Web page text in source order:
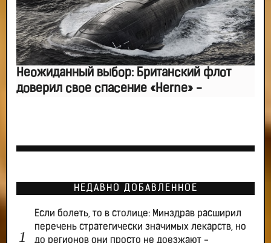
Неожиданный выбор: Британский флот
доверил свое спасение «Herne» -
НЕДАВНО ДОБАВЛЕННОЕ
Если болеть, то в столице: Минздрав расширил
перечень стратегически значимых лекарств, но
до регионов они просто не доезжают -